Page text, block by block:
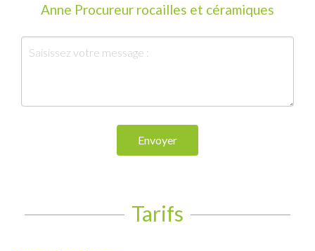
Anne Procureur rocailles et céramiques
Envoyer
Tarifs